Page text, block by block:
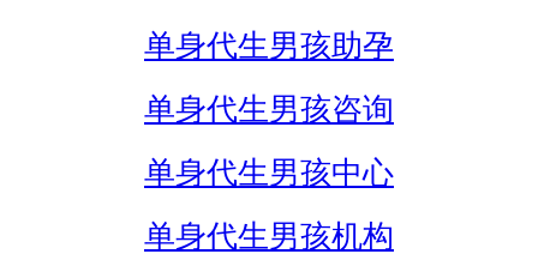
单身代生男孩助孕
单身代生男孩咨询
单身代生男孩中心
单身代生男孩机构